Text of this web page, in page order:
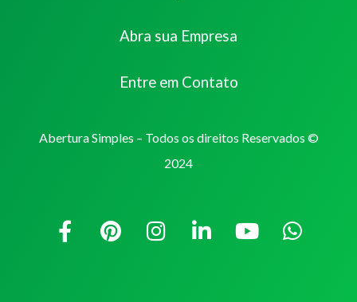
Abra sua Empresa
Entre em Contato
Abertura Simples – Todos os direitos Reservados ©
2024